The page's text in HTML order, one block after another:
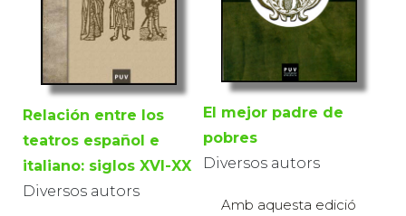
Relación entre los
teatros español e
italiano: siglos XVI-XX
Diversos autors
El mejor padre de
pobres
Diversos autors
Amb aquesta edició